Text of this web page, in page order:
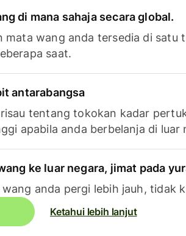
di mana sahaja secara global.
mata wang anda tersedia di satu
saat.
antarabangsa
tentang tokokan kadar
apabila anda berbelanja di luar
ke luar negara, jimat pada
anda pergi lebih jauh, tidak
Ketahui lebih lanjut